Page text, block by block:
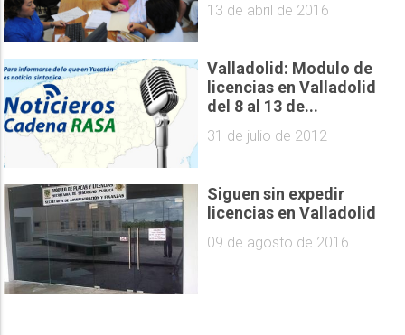
13 de abril de 2016
Valladolid: Modulo de
licencias en Valladolid
del 8 al 13 de...
31 de julio de 2012
Siguen sin expedir
licencias en Valladolid
09 de agosto de 2016